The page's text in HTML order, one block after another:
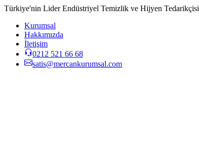
Türkiye'nin Lider Endüstriyel Temizlik ve Hijyen Tedarikçisi
Kurumsal
Hakkımızda
İletişim
0212 521 66 68
satis@mercankurumsal.com